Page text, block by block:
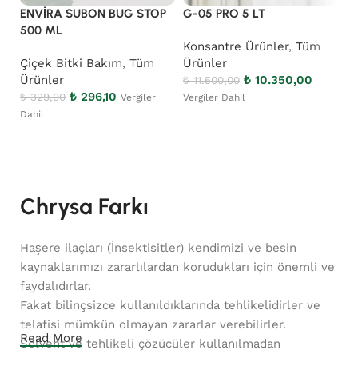
ENVİRA SUBON BUG STOP
500 ML
Çiçek Bitki Bakım, Tüm
Ürünler
₺329,00 ₺ 296,10 Vergiler
Dahil
G-05 PRO 5 LT
Konsantre Ürünler, Tüm
Ürünler
₺11.500,00 ₺ 10.350,00
Vergiler Dahil
Chrysa Farkı
Haşere ilaçları (İnsektisitler) kendimizi ve besin
kaynaklarımızı zararlılardan korudukları için önemli ve
faydalıdırlar.
Fakat bilinçsizce kullanıldıklarında tehlikelidirler ve
telafisi mümkün olmayan zararlar verebilirler.
Solvent ve tehlikeli çözücüler kullanılmadan
Read More